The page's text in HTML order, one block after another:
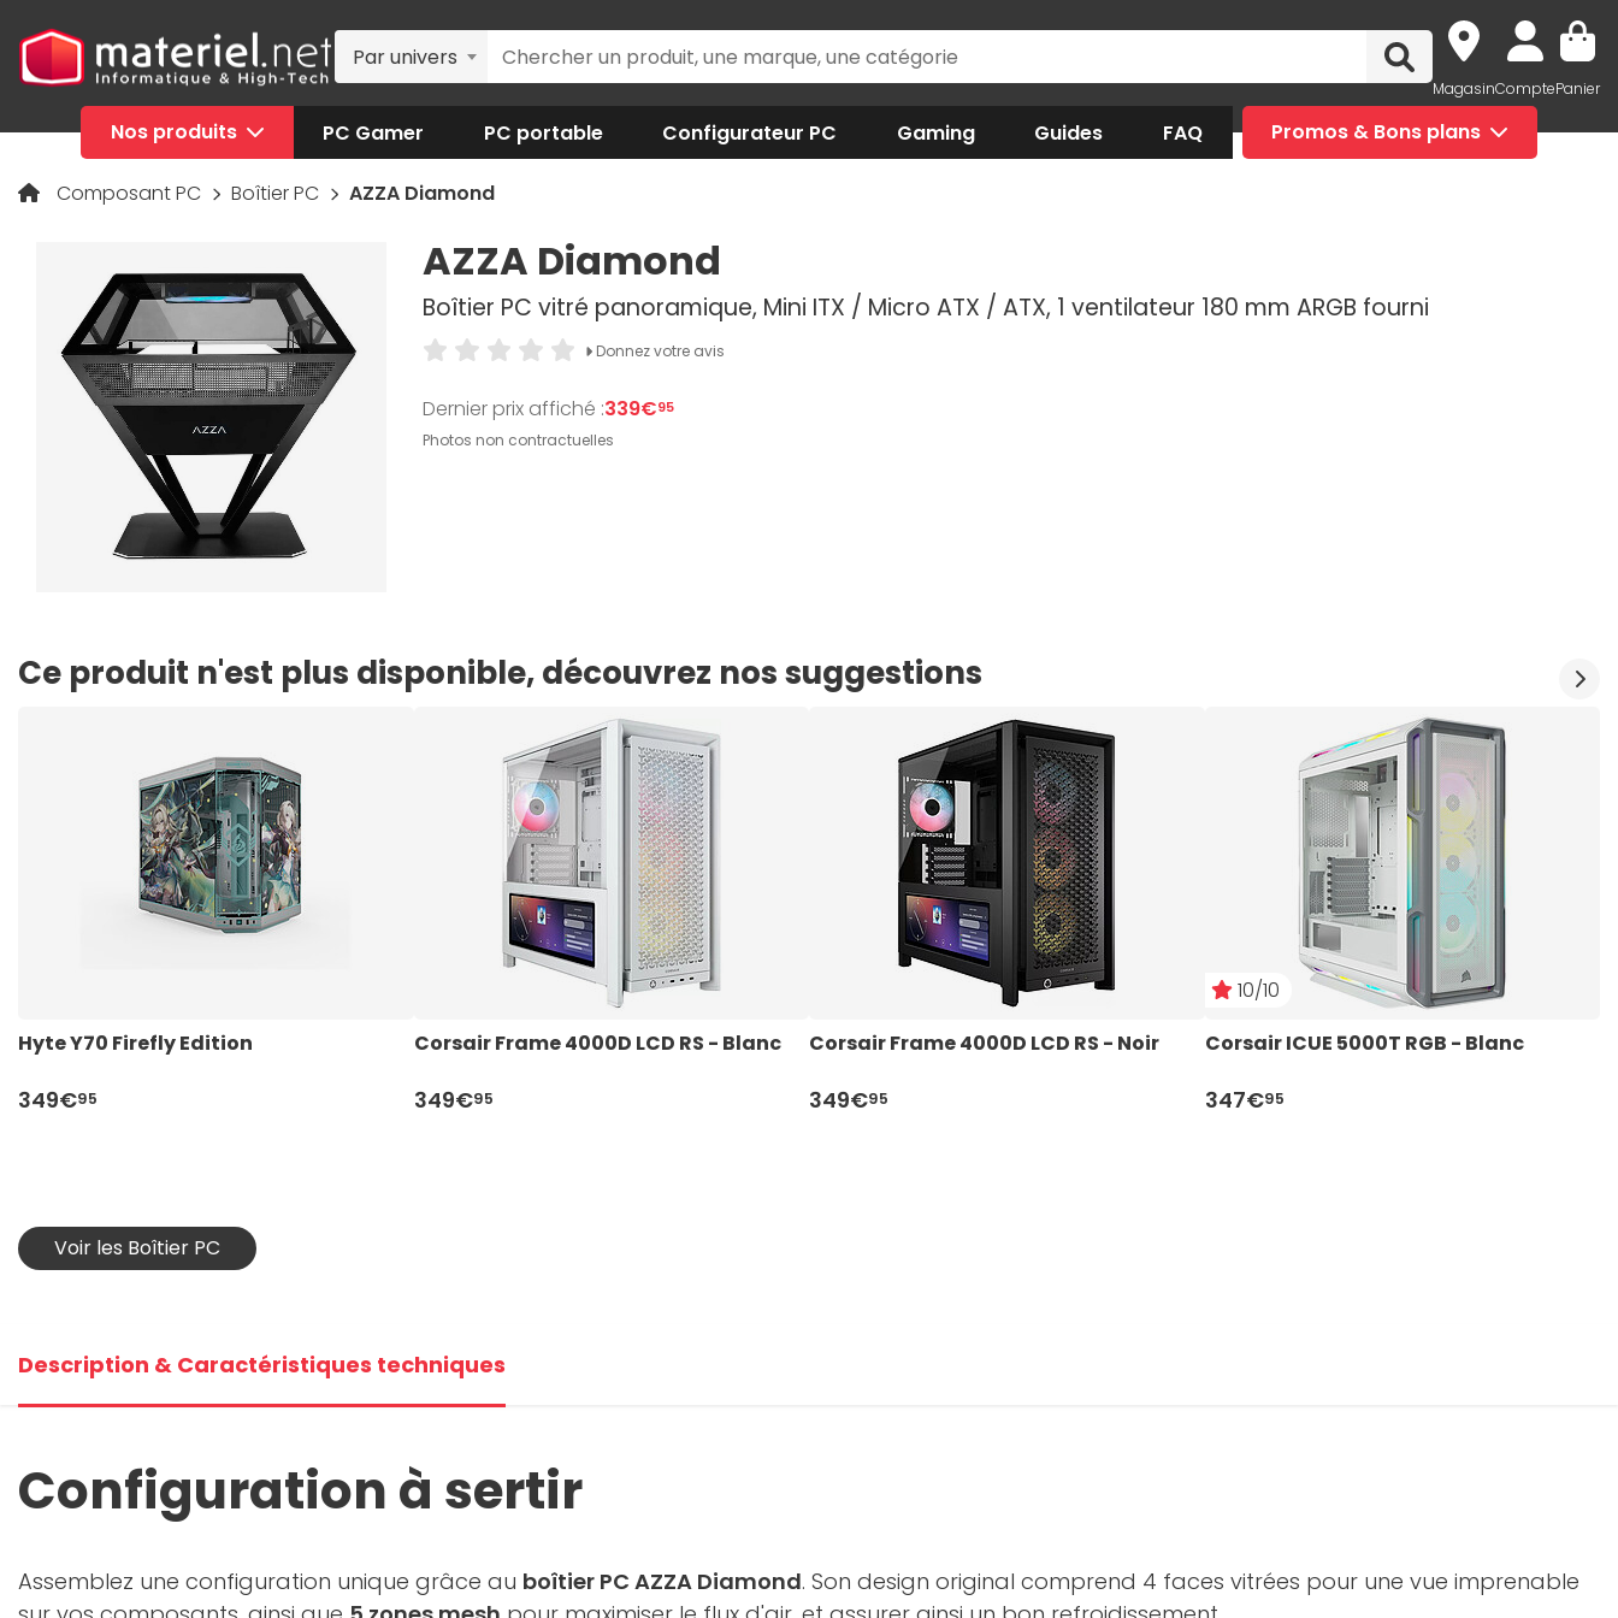
Par univers
MagasinComptePanier
Nos produits PC Gamer PC portable Configurateur PC Gaming Guides FAQ Promos & Bons plans
Composant PC Boîtier PC AZZA Diamond
AZZA Diamond
Boîtier PC vitré panoramique, Mini ITX / Micro ATX / ATX, 1 ventilateur 180 mm ARGB fourni
Donnez votre avis
Dernier prix affiché :339€95
Photos non contractuelles
Ce produit n'est plus disponible, découvrez nos suggestions
Hyte Y70 Firefly Edition
349€95
Corsair Frame 4000D LCD RS - Blanc
349€95
Corsair Frame 4000D LCD RS - Noir
349€95
10/10
Corsair ICUE 5000T RGB - Blanc
347€95
Voir les Boîtier PC
Description & Caractéristiques techniques
Configuration à sertir
Assemblez une configuration unique grâce au boîtier PC AZZA Diamond. Son design original comprend 4 faces vitrées pour une vue imprenable